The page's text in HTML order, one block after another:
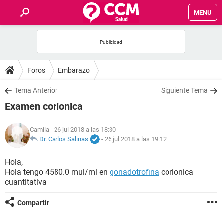
MENU
FOROS
SALUD
NUTRICIÓN
BIENESTAR
Foros Embarazo
Tema Anterior Siguiente Tema
Examen corionica
Camila - 26 jul 2018 a las 18:30
Dr. Carlos Salinas
- 26 jul 2018 a las 19:12
Hola,
Hola tengo 4580.0 mul/ml en gonadotrofina corionica
cuantitativa
Compartir